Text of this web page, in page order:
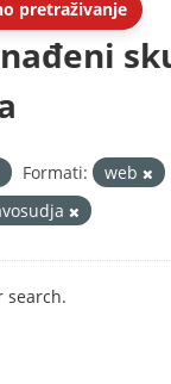
pretraživanje
Formati: web
search.